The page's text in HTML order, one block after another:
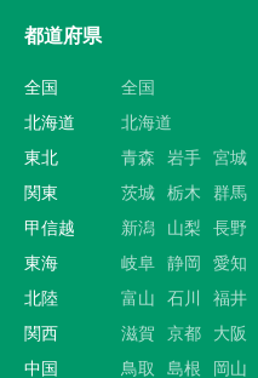
都道府県
全国
全国
北海道
北海道
東北
青森 岩手 宮城
関東
茨城 栃木 群馬
甲信越
新潟 山梨
長野
東海
岐阜 静岡 愛知
北陸
富山 石川
福井
関西
滋賀 京都 大阪
中国
鳥取 島根 岡山